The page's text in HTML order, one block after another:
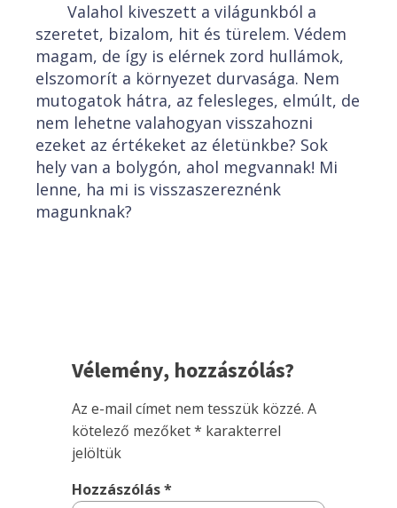
Valahol kiveszett a világunkból a
szeretet, bizalom, hit és türelem. Védem
magam, de így is elérnek zord hullámok,
elszomorít a környezet durvasága. Nem
mutogatok hátra, az felesleges, elmúlt, de
nem lehetne valahogyan visszahozni
ezeket az értékeket az életünkbe? Sok
hely van a bolygón, ahol megvannak! Mi
lenne, ha mi is visszaszereznénk
magunknak?
Vélemény, hozzászólás?
Az e-mail címet nem tesszük közzé. A
kötelező mezőket* karakterrel
jelöltük
Hozzászólás*